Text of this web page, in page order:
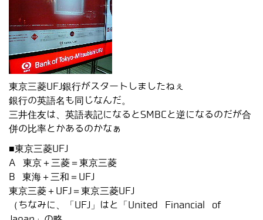
東京三菱UFJ銀行がスタートしましたねぇ
銀行の英語名も同じなんだ。
三井住友は、英語表記になるとSMBCと逆になるのだが合
併の比率とかあるのかなぁ
■東京三菱UFJ
A 東京＋三菱＝東京三菱
B 東海＋三和＝UFJ
東京三菱＋UFJ＝東京三菱UFJ
（ちなみに、「UFJ」はと「United Financial of